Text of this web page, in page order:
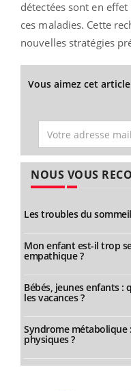
détectées sont en
ces maladies. Cette
nouvelles stratégies
Vous aimez cet
NOUS VOUS
Les troubles du
Mon enfant est-il trop
empathique ?
Bébés, jeunes enfants :
les vacances ?
Syndrome métabolique
physiques ?